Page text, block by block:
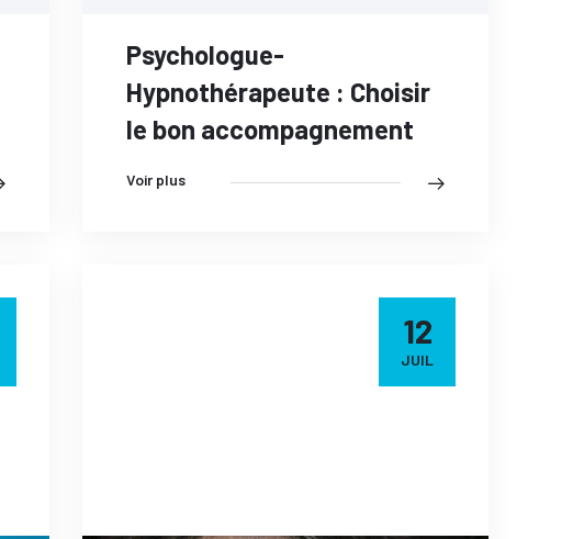
Psychologue-
Hypnothérapeute : Choisir
le bon accompagnement
Voir plus
12
JUIL